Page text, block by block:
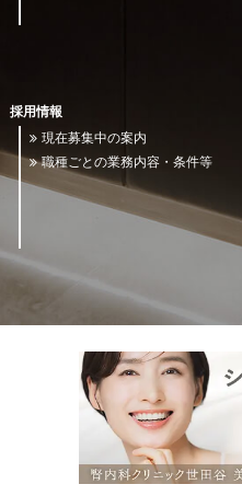
採用情報
現在募集中の案内
職種ごとの業務内容・条件等